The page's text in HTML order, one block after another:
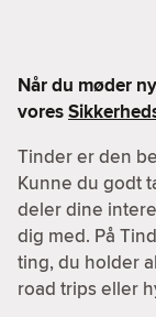
Når du møder
vores
Tinder er den
Kunne du godt
deler dine
dig med. På
ting, du holder
road trips eller